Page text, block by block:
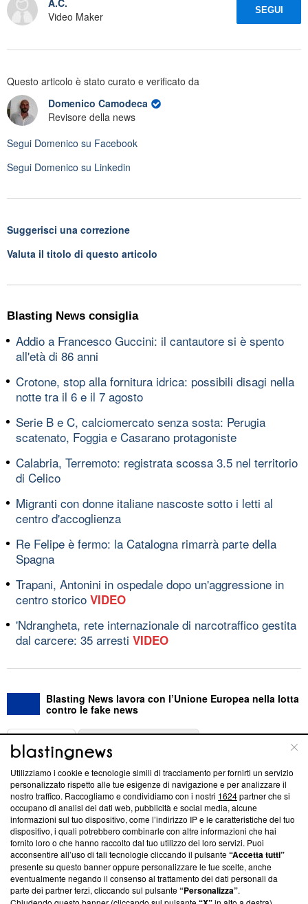
A.C.
Video Maker
SEGUI
Questo articolo è stato curato e verificato da
Domenico Camodeca
Revisore della news
Segui Domenico su Facebook
Segui Domenico su Linkedin
Suggerisci una correzione
Valuta il titolo di questo articolo
Blasting News consiglia
Addio a Francesco Guccini: il cantautore si è spento
all'età di 86 anni
Crotone, stop alla fornitura idrica: possibili disagi nella
notte tra il 6 e il 7 agosto
Serie B e C, calciomercato senza sosta: Perugia
scatenato, Foggia e Casarano protagoniste
Calabria, Terremoto: registrata scossa 3.5 nel territorio
di Celico
Migranti con donne italiane nascoste sotto i letti al
centro d'accoglienza
Re Felipe è fermo: la Catalogna rimarrà parte della
Spagna
Trapani, Antonini in ospedale dopo un'aggressione in
centro storico VIDEO
'Ndrangheta, rete internazionale di narcotraffico gestita
dal carcere: 35 arresti VIDEO
Blasting News lavora con l’Unione Europea nella lotta
contro le fake news
ABOUT
Questa sezione offre informazioni trasparenti su Blasting
News, sui nostri processi editoriali e su come ci impegniamo a
creare news di qualità. Inoltre, afferma la nostra aderenza a
‘Trust Project - News with Integrity’Blasting News non è
ancora membro del programma, ma ha richiesto di farne
parte; Trust Project non ha ancora effettuato una verifica di
conformità agli standard.
Su di noi
Utilizziamo i cookie e tecnologie simili di tracciamento per fornirti un servizio
personalizzato rispetto alle tue esigenze di navigazione e per analizzare il
nostro traffico. Raccogliamo e condividiamo con i nostri 1624partner che si
occupano di analisi dei dati web, pubblicità e social media, alcune
informazioni sul tuo dispositivo, come l’indirizzo IP e le caratteristiche del tuo
dispositivo, i quali potrebbero combinarle con altre informazioni che hai
fornito loro o che hanno raccolto dal tuo utilizzo dei loro servizi. Puoi
acconsentire all’uso di tali tecnologie cliccando il pulsante“Accetta tutti”
presente su questo banner oppure personalizzare le tue scelte, anche
eventualmente negando il consenso al trattamento dei dati personali da
parte dei partner terzi, cliccando sul pulsante“Personalizza”.